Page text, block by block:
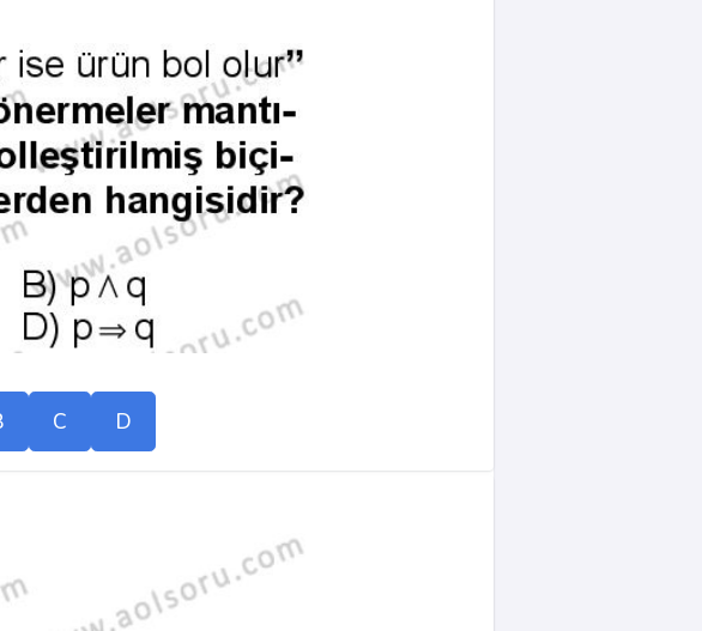
C D